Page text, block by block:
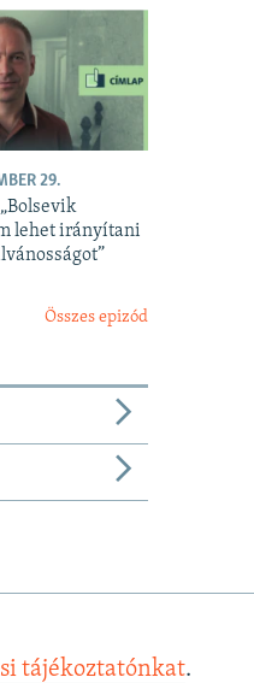
29.
lehet irányítani
Összes epizód
tájékoztatónkat.